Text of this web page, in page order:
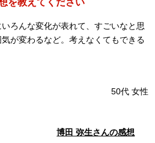
ろんな変化が表れて、すごいなと思
が変わるなど。考えなくてもできる
50代 女性
博田 弥生さんの感想